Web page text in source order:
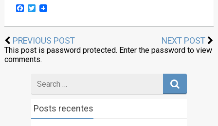
Facebook
Twitter
PREVIOUS POST NEXT POST
This post is password protected. Enter the password to view
comments.
Posts recentes